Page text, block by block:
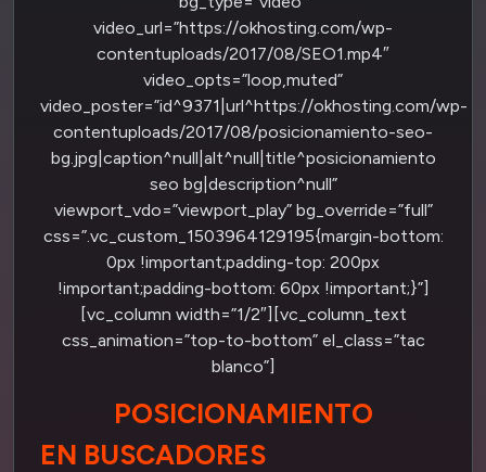
video_url=”https://okhosting.com/wp-
contentuploads/2017/08/SEO1.mp4″
video_opts=”loop,muted”
video_poster=”id^9371|url^https://okhosting.com/wp-
contentuploads/2017/08/posicionamiento-seo-
bg.jpg|caption^null|alt^null|title^posicionamiento
seo bg|description^null”
viewport_vdo=”viewport_play” bg_override=”full”
css=”.vc_custom_1503964129195{margin-bottom:
0px !important;padding-top: 200px
!important;padding-bottom: 60px !important;}”]
[vc_column width=”1/2″][vc_column_text
css_animation=”top-to-bottom” el_class=”tac
blanco”]
POSICIONAMIENTO
EN BUSCADORES